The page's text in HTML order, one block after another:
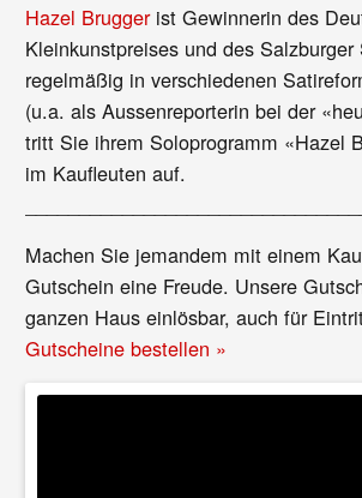
Hazel Bruggerist Gewinnerin des
Kleinkunstpreises und des
regelmäßig in verschiedenen
(u.a. als Aussenreporterin bei der
tritt Sie ihrem Soloprogramm «Hazel
im Kaufleuten auf.
Machen Sie jemandem mit einem
Gutschein eine Freude. Unsere
ganzen Haus einlösbar, auch für
Gutscheine bestellen »